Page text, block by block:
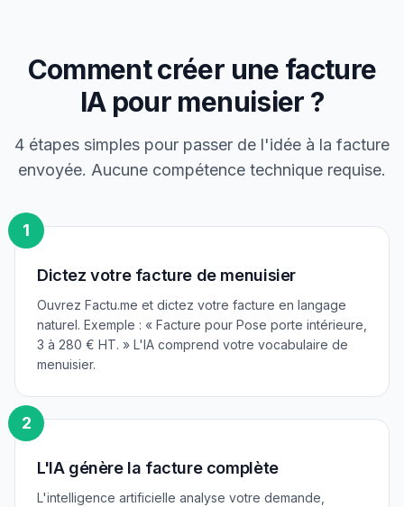
Comment créer une facture
IA pour menuisier ?
4 étapes simples pour passer de l'idée à la facture
envoyée. Aucune compétence technique requise.
1
Dictez votre facture de menuisier
Ouvrez Factu.me et dictez votre facture en langage
naturel. Exemple : « Facture pour Pose porte intérieure,
3 à 280 € HT. » L'IA comprend votre vocabulaire de
menuisier.
2
L'IA génère la facture complète
L'intelligence artificielle analyse votre demande,